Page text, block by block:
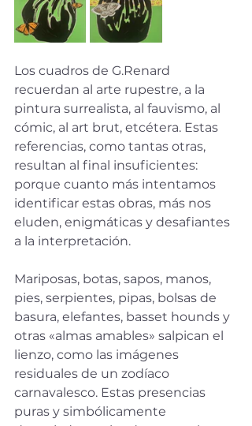
Los cuadros de G.Renard
recuerdan al arte rupestre, a la
pintura surrealista, al fauvismo, al
cómic, al art brut, etcétera. Estas
referencias, como tantas otras,
resultan al final insuficientes:
porque cuanto más intentamos
identificar estas obras, más nos
eluden, enigmáticas y desafiantes
a la interpretación.
Mariposas, botas, sapos, manos,
pies, serpientes, pipas, bolsas de
basura, elefantes, basset hounds y
otras «almas amables» salpican el
lienzo, como las imágenes
residuales de un zodíaco
carnavalesco. Estas presencias
puras y simbólicamente